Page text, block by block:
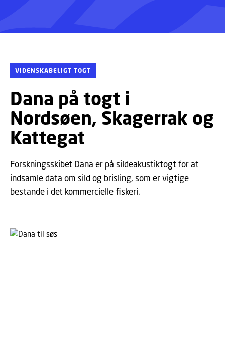
VIDENSKABELIGT TOGT
Dana på togt i
Nordsøen, Skagerrak og
Kattegat
Forskningsskibet Dana er på sildeakustiktogt for at
indsamle data om sild og brisling, som er vigtige
bestande i det kommercielle fiskeri.